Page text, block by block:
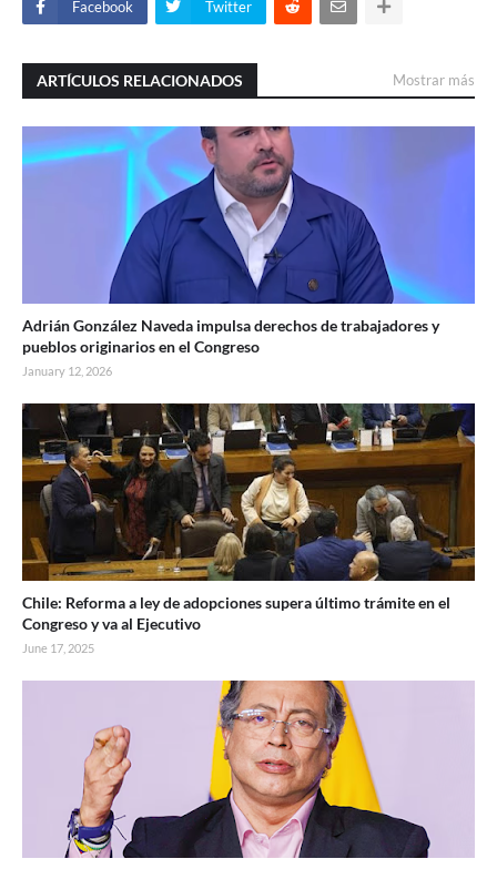
Facebook Twitter
ARTÍCULOS RELACIONADOS Mostrar más
Adrián González Naveda impulsa derechos de trabajadores y
pueblos originarios en el Congreso
January 12, 2026
Chile: Reforma a ley de adopciones supera último trámite en el
Congreso y va al Ejecutivo
June 17, 2025